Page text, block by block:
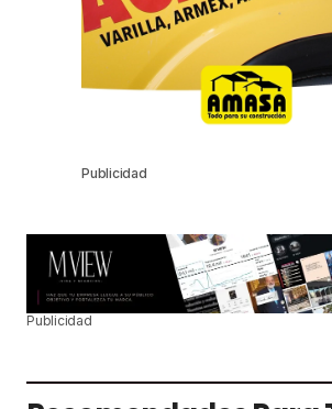
Publicidad
Publicidad